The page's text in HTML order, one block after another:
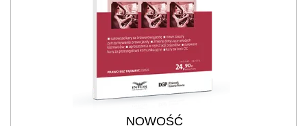
NOWOŚĆ